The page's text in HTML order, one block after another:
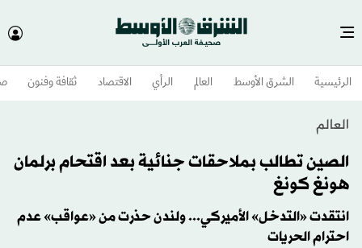
الرئيسية الشرق الأوسط​ العالم الرأي الاقتصاد ثقافة وفنون
العالم
الصين تطالب بملاحقات جنائية بعد اقتحام برلمان
هونغ كونغ
انتقدت «التدخل» الأميركي... ولندن حذرت من «عواقب» عدم
احترام الحريات